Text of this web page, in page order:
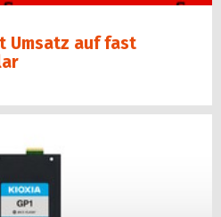
Umsatz auf fast